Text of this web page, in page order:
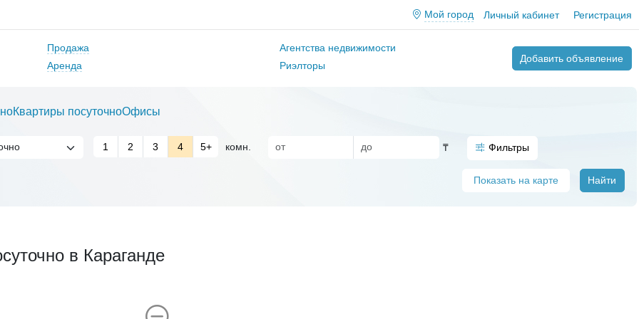
Мой город Личный кабинет Регистрация
Продажа
Аренда
Агентства недвижимости
Риэлторы
Добавить объявление
Квартиры посуточноОфисы
1 2 3 4 5+ комн. ₸ Фильтры
Показать на карте Найти
в Караганде